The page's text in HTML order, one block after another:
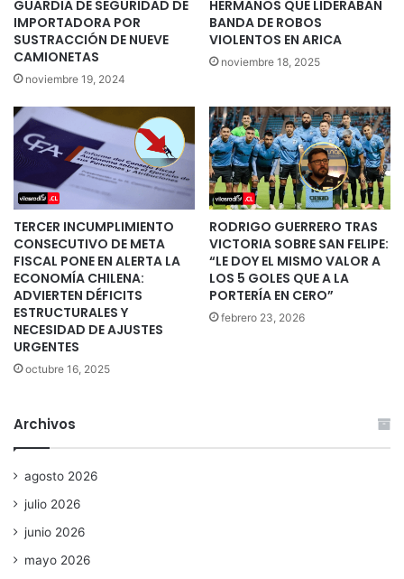
GUARDIA DE SEGURIDAD DE
IMPORTADORA POR
SUSTRACCIÓN DE NUEVE
CAMIONETAS
noviembre 19, 2024
HERMANOS QUE LIDERABAN
BANDA DE ROBOS
VIOLENTOS EN ARICA
noviembre 18, 2025
TERCER INCUMPLIMIENTO
CONSECUTIVO DE META
FISCAL PONE EN ALERTA LA
ECONOMÍA CHILENA:
ADVIERTEN DÉFICITS
ESTRUCTURALES Y
NECESIDAD DE AJUSTES
URGENTES
octubre 16, 2025
RODRIGO GUERRERO TRAS
VICTORIA SOBRE SAN FELIPE:
“LE DOY EL MISMO VALOR A
LOS 5 GOLES QUE A LA
PORTERÍA EN CERO”
febrero 23, 2026
Archivos
agosto 2026
julio 2026
junio 2026
mayo 2026